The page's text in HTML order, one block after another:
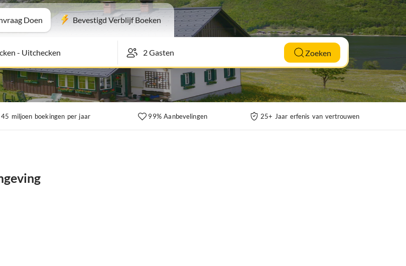
Doen Bevestigd Verblijf Boeken
- Uitchecken Zoeken
45 miljoen boekingen per jaar 99% Aanbevelingen 25+ Jaar erfenis van vertrouwen